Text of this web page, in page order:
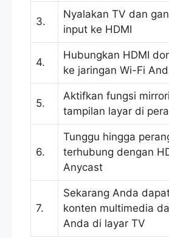
3.
Nyalakan TV dan
input ke HDMI
4.
Hubungkan HDMI
ke jaringan Wi-Fi
5.
Aktifkan fungsi
tampilan layar di
6.
Tunggu hingga
terhubung dengan
Anycast
7.
Sekarang Anda
konten multimedia
Anda di layar TV